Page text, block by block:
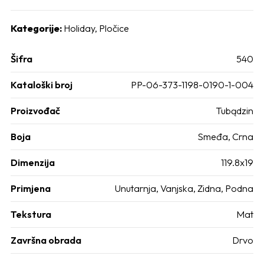
Kategorije: Holiday, Pločice
Šifra 540
Kataloški broj PP-06-373-1198-0190-1-004
Proizvođač Tubądzin
Boja Smeđa, Crna
Dimenzija 119.8x19
Primjena Unutarnja, Vanjska, Zidna, Podna
Tekstura Mat
Završna obrada Drvo